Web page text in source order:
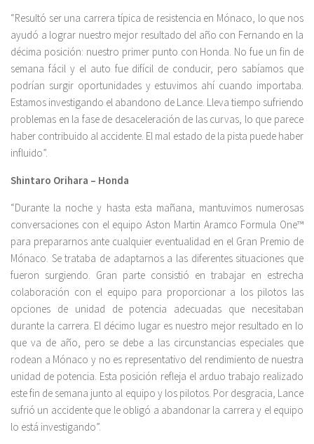
“Resultó ser una carrera típica de resistencia en Mónaco, lo que nos
ayudó a lograr nuestro mejor resultado del año con Fernando en la
décima posición: nuestro primer punto con Honda. No fue un fin de
semana fácil y el auto fue difícil de conducir, pero sabíamos que
podrían surgir oportunidades y estuvimos ahí cuando importaba.
Estamos investigando el abandono de Lance. Lleva tiempo sufriendo
problemas en la fase de desaceleración de las curvas, lo que parece
haber contribuido al accidente. El mal estado de la pista puede haber
influido”.
Shintaro Orihara – Honda
“Durante la noche y hasta esta mañana, mantuvimos numerosas
conversaciones con el equipo Aston Martin Aramco Formula One™
para prepararnos ante cualquier eventualidad en el Gran Premio de
Mónaco. Se trataba de adaptarnos a las diferentes situaciones que
fueron surgiendo. Gran parte consistió en trabajar en estrecha
colaboración con el equipo para proporcionar a los pilotos las
opciones de unidad de potencia adecuadas que necesitaban
durante la carrera. El décimo lugar es nuestro mejor resultado en lo
que va de año, pero se debe a las circunstancias especiales que
rodean a Mónaco y no es representativo del rendimiento de nuestra
unidad de potencia. Esta posición refleja el arduo trabajo realizado
este fin de semana junto al equipo y los pilotos. Por desgracia, Lance
sufrió un accidente que le obligó a abandonar la carrera y el equipo
lo está investigando”.